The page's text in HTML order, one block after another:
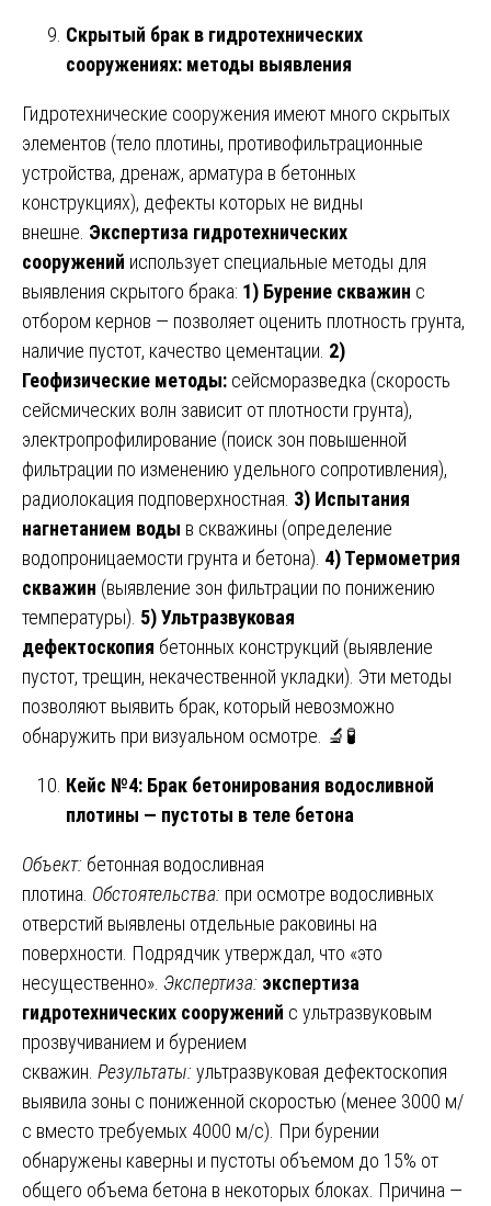
Скрытый брак в гидротехнических
сооружениях: методы выявления
Гидротехнические сооружения имеют много скрытых
элементов (тело плотины, противофильтрационные
устройства, дренаж, арматура в бетонных
конструкциях), дефекты которых не видны
внешне. Экспертиза гидротехнических
сооружений использует специальные методы для
выявления скрытого брака: 1) Бурение скважин с
отбором кернов — позволяет оценить плотность грунта,
наличие пустот, качество цементации. 2)
Геофизические методы: сейсморазведка (скорость
сейсмических волн зависит от плотности грунта),
электропрофилирование (поиск зон повышенной
фильтрации по изменению удельного сопротивления),
радиолокация подповерхностная. 3) Испытания
нагнетанием воды в скважины (определение
водопроницаемости грунта и бетона). 4) Термометрия
скважин (выявление зон фильтрации по понижению
температуры). 5) Ультразвуковая
дефектоскопия бетонных конструкций (выявление
пустот, трещин, некачественной укладки). Эти методы
позволяют выявить брак, который невозможно
обнаружить при визуальном осмотре. 🔬🧪
Кейс №4: Брак бетонирования водосливной
плотины — пустоты в теле бетона
Объект: бетонная водосливная
плотина. Обстоятельства: при осмотре водосливных
отверстий выявлены отдельные раковины на
поверхности. Подрядчик утверждал, что «это
несущественно». Экспертиза: экспертиза
гидротехнических сооружений с ультразвуковым
прозвучиванием и бурением
скважин. Результаты: ультразвуковая дефектоскопия
выявила зоны с пониженной скоростью (менее 3000 м/
с вместо требуемых 4000 м/с). При бурении
обнаружены каверны и пустоты объемом до 15% от
общего объема бетона в некоторых блоках. Причина —